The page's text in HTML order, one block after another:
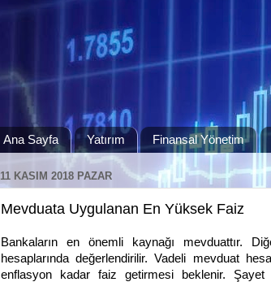
Ana Sayfa Yatırım Finansal Yönetim
11 KASIM 2018 PAZAR
Mevduata Uygulanan En Yüksek Faiz
Bankaların en önemli kaynağı mevduattır.
hesaplarında değerlendirilir. Vadeli mevduat
enflasyon kadar faiz getirmesi beklenir.